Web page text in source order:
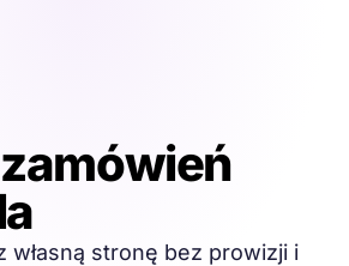
własną stronę bez prowizji i